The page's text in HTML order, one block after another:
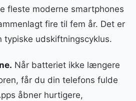
fleste moderne smartphones
fire til fem år. Det er
typiske udskiftningscyklus.
Når batteriet ikke længere
får du din telefons fulde
åbner hurtigere,